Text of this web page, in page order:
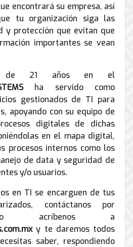
encontrará su empresa, así
tu organización siga las
y protección que evitan que
importantes se vean
de 21 años en el
ha servido como
gestionados de TI para
apoyando con su equipo de
digitales de dichas
en el mapa digital,
procesos internos como los
de data y seguridad de
y/o usuarios.
en TI se encarguen de tus
contáctanos por
o acríbenos a
y te daremos todos
saber, respondiendo